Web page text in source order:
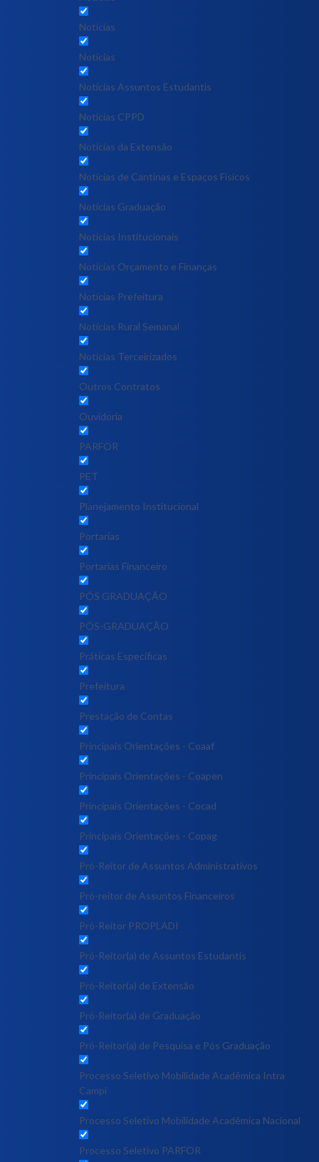
Notícias
Notícias
Notícias Assuntos Estudantis
Notícias CPPD
Notícias da Extensão
Notícias de Cantinas e Espaços Físicos
Notícias Graduação
Notícias Institucionais
Notícias Orçamento e Finanças
Notícias Prefeitura
Notícias Rural Semanal
Notícias Terceirizados
Outros Contratos
Ouvidoria
PARFOR
PET
Planejamento Institucional
Portarias
Portarias Financeiro
PÓS GRADUAÇÃO
PÓS-GRADUAÇÃO
Práticas Específicas
Prefeitura
Prestação de Contas
Principais Orientações - Coaaf
Principais Orientações - Coapen
Principais Orientações - Cocad
Principais Orientações - Copag
Pró-Reitor de Assuntos Administrativos
Pró-reitor de Assuntos Financeiros
Pró-Reitor PROPLADI
Pró-Reitor(a) de Assuntos Estudantis
Pró-Reitor(a) de Extensão
Pró-Reitor(a) de Graduação
Pró-Reitor(a) de Pesquisa e Pós Graduação
Processo Seletivo Mobilidade Acadêmica Intra
Campi
Processo Seletivo Mobilidade Acadêmica Nacional
Processo Seletivo PARFOR